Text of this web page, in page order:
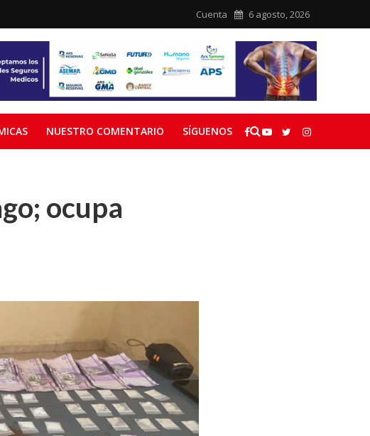
Cuenta 6 agosto, 2026
NUESTRO COMENTARIO SÍGUENOS
ocupa